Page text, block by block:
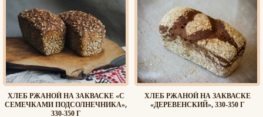
ХЛЕБ РЖАНОЙ НА ЗАКВАСКЕ «С
СЕМЕЧКАМИ ПОДСОЛНЕЧНИКА»,
330-350 Г
ХЛЕБ РЖАНОЙ НА ЗАКВАСКЕ
«ДЕРЕВЕНСКИЙ», 330-350 Г